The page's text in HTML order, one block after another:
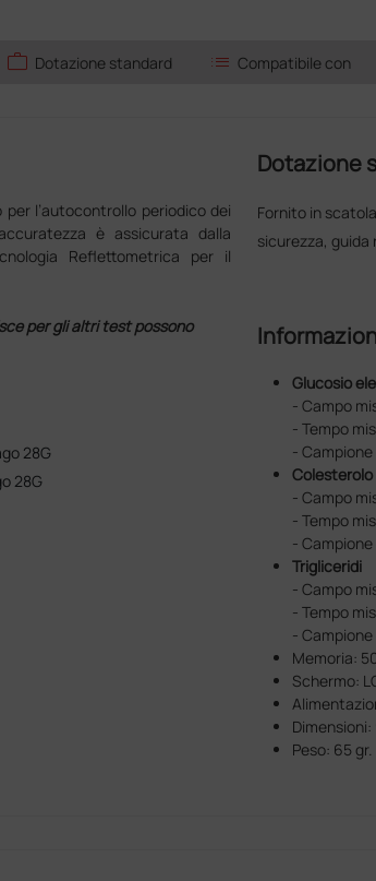
work Dotazione standard list Compatibile con
l’autocontrollo periodico dei
è assicurata dalla
Reflettometrica per il
per gli altri test possono
28G
28G
Dotazione
Fornito in
sicurezza, guida
Glucosio
- Campo
- Tempo
-
Colesterolo
- Campo
- Tempo
- Campione
Trigliceridi
- Campo
- Tempo
- Campione
Memoria:
Schermo:
Dimensioni:
Peso: 65 gr.